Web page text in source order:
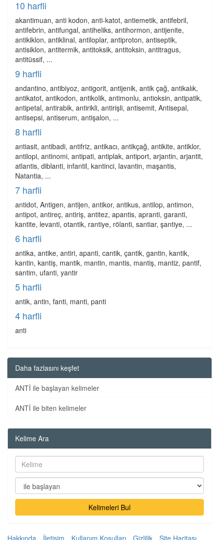
10 harfli
akantimuan, anti kodon, anti-katot, antiemetik, antifebril,
antifebrin, antifungal, antiheliks, antihormon, antijenite,
antikiklon, antiklinal, antiloplar, antiproton, antiseptik,
antisiklon, antitermik, antitoksik, antitoksin, antitragus,
antitüssif, ...
9 harfli
andantino, antibiyoz, antigorit, antijenik, antik çağ, antikalık,
antikatot, antikodon, antikolik, antimonlu, antioksin, antipatik,
antipetal, antirabik, antirikli, antirişli, antisemit, Antisepal,
antisepsi, antiserum, antişalon, ...
8 harfli
antiasit, antibadi, antifriz, antikacı, antikçağ, antikite, antiklor,
antilopi, antinomi, antipati, antiplak, antiport, arjantin, arjantit,
atlantis, diblanti, infantil, kantinci, lavantin, maşantis,
Natantia, ...
7 harfli
antidot, Antigen, antijen, antikor, antikus, antilop, antimon,
antipot, antireç, antiriş, antitez, apantis, apranti, garanti,
kantite, levanti, otantik, rantiye, rölanti, santiar, şantiye, ...
6 harfli
antika, antike, antiri, apanti, cantik, çantik, gantin, kantik,
kantin, kantiş, mantik, mantin, mantis, mantiş, mantiz, pantif,
santim, ufanti, yantir
5 harfli
antik, antin, fanti, manti, panti
4 harfli
anti
Daha fazlasını keşfet
ANTİ ile başlayan kelimeler
ANTİ ile biten kelimeler
Kelime Ara
Kelimeleri Bul
Hakkında İletişim Kullanım Koşulları Gizlilik Site Haritası